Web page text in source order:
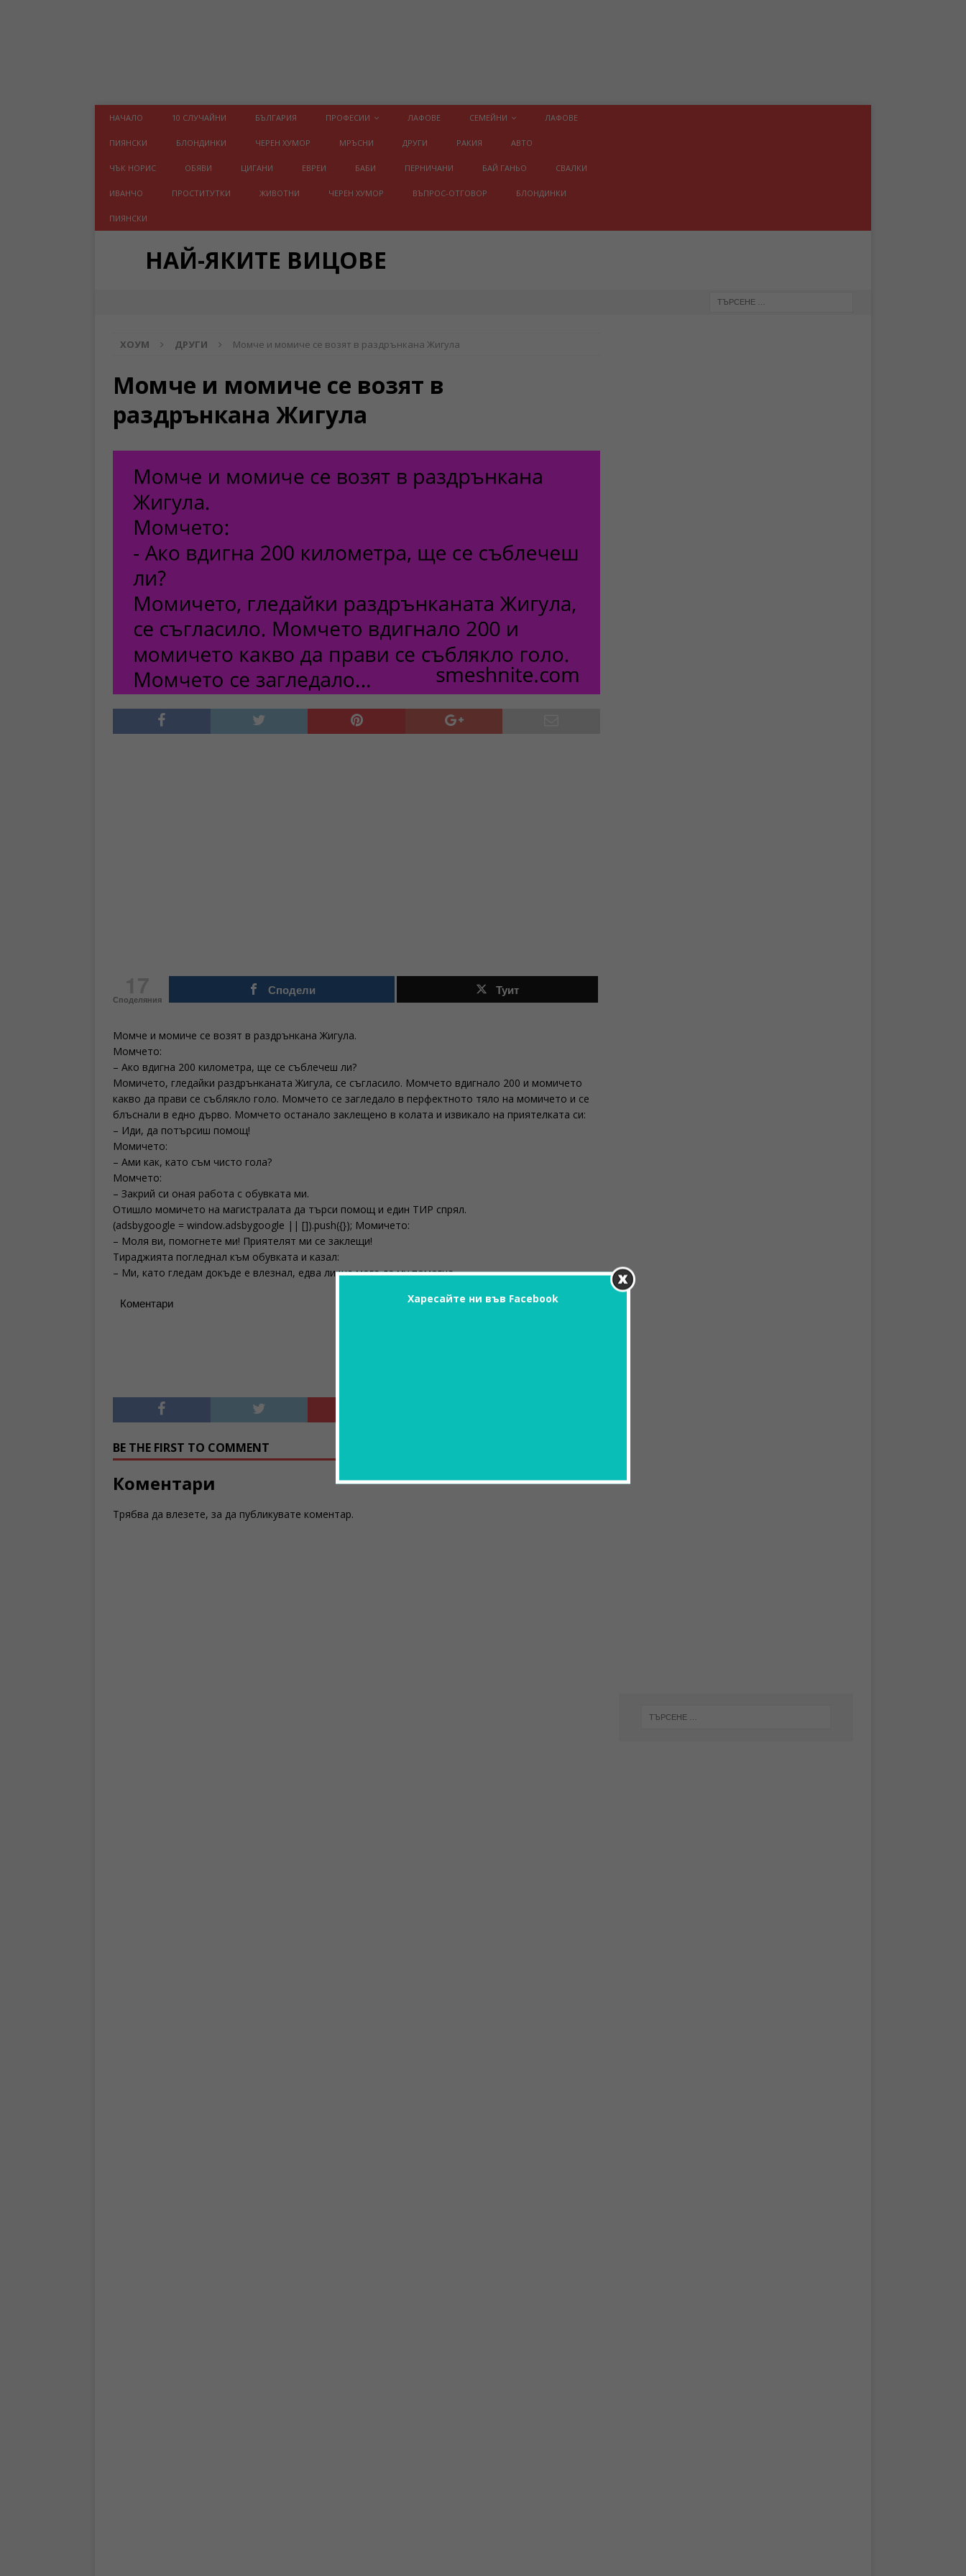
НАЧАЛО 10 СЛУЧАЙНИ БЪЛГАРИЯ ПРОФЕСИИ ЛАФОВЕ СЕМЕЙНИ ЛАФОВЕ
ПИЯНСКИ БЛОНДИНКИ ЧЕРЕН ХУМОР МРЪСНИ ДРУГИ РАКИЯ АВТО
ЧЪК НОРИС ОБЯВИ ЦИГАНИ ЕВРЕИ БАБИ ПЕРНИЧАНИ БАЙ ГАНЬО СВАЛКИ
ИВАНЧО ПРОСТИТУТКИ ЖИВОТНИ ЧЕРЕН ХУМОР ВЪПРОС-ОТГОВОР БЛОНДИНКИ
ПИЯНСКИ
НАЙ-ЯКИТЕ ВИЦОВЕ
ХОУМ ДРУГИ Момче и момиче се возят в раздрънкана Жигула
Момче и момиче се возят в
раздрънкана Жигула
Споделяния
Сподели Туит
Момче и момиче се возят в раздрънкана Жигула.
Момчето:
– Ако вдигна 200 километра, ще се съблечеш ли?
Момичето, гледайки раздрънканата Жигула, се съгласило. Момчето вдигнало 200 и момичето
какво да прави се съблякло голо. Момчето се загледало в перфектното тяло на момичето и се
блъснали в едно дърво. Момчето останало заклещено в колата и извикало на приятелката си:
– Иди, да потърсиш помощ!
Момичето:
– Ами как, като съм чисто гола?
Момчето:
– Закрий си оная работа с обувката ми.
Отишло момичето на магистралата да търси помощ и един ТИР спрял.
(adsbygoogle = window.adsbygoogle || []).push({}); Момичето:
– Моля ви, помогнете ми! Приятелят ми се заклещи!
Тираджията погледнал към обувката и казал:
– Ми, като гледам докъде е влезнал, едва ли ще мога да му помогна.
Коментари
BE THE FIRST TO COMMENT
Коментари
Трябва да влезете, за да публикувате коментар.
Харесайте ни във Facebook